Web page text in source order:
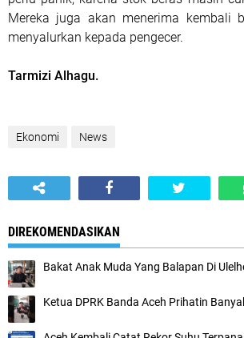
Mereka juga akan menerima kembali
menyalurkan kepada pengecer.
Tarmizi Alhagu.
Ekonomi News
DIREKOMENDASIKAN
Bakat Anak Muda Yang Balapan Di
Ketua DPRK Banda Aceh Prihatin